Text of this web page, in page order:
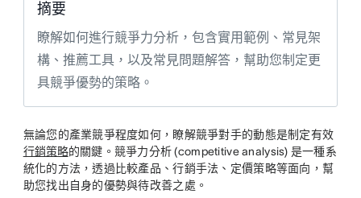
摘要
瞭解如何進行競爭力分析，包含實用範例、常見架
構、推薦工具，以及常見問題解答，幫助您制定更
具競爭優勢的策略。
無論您的產業競爭程度如何，瞭解競爭對手的動態是制定有效
行銷策略的關鍵。競爭力分析 (competitive analysis) 是一種系
統化的方法，透過比較產品、行銷手法、定價策略等面向，幫
助您找出自身的優勢與待改善之處。